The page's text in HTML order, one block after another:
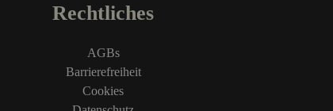
Rechtliches
AGBs
Barrierefreiheit
Cookies